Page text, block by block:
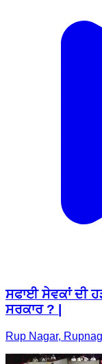
ਸਫਾਈ ਸੇਵਕਾਂ ਦੀ
ਸਰਕਾਰ ? |
Rup Nagar,